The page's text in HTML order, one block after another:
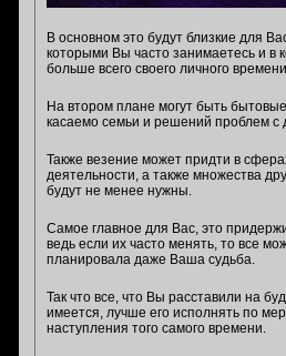
В основном это будут близкие для
которыми Вы часто занимаетесь и в
больше всего своего личного времени.
На втором плане могут быть
касаемо семьи и решений проблем с
Также везение может придти в
деятельности, а также множества
будут не менее нужны.
Самое главное для Вас, это
ведь если их часто менять, то все
планировала даже Ваша судьба.
Так что все, что Вы расставили на
имеется, лучше его исполнять по
наступления того самого времени.